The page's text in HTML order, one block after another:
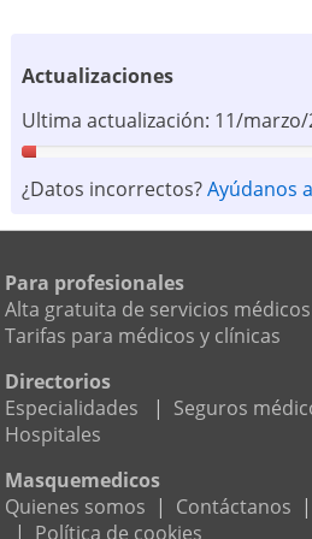
Actualizaciones
Ultima actualización: 11/marzo/
¿Datos incorrectos?Ayúdanos
Para profesionales
Alta gratuita de servicios médicos
Tarifas para médicos y clínicas
Directorios
Especialidades
| Seguros
Hospitales
Masquemedicos
Quienes somos | Contáctanos |
| Política de cookies